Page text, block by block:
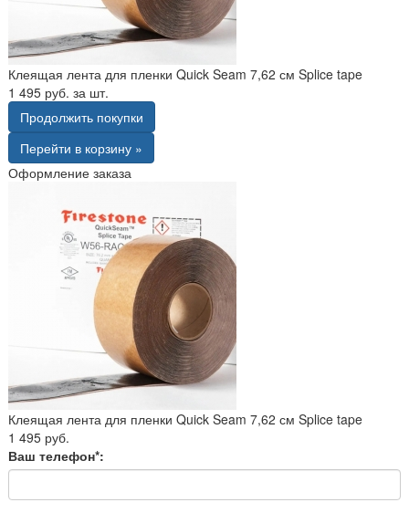
Клеящая лента для пленки Quick Seam 7,62 см Splice tape
1 495 руб. за шт.
Продолжить покупки
Перейти в корзину »
Оформление заказа
Клеящая лента для пленки Quick Seam 7,62 см Splice tape
1 495 руб.
Ваш телефон*: